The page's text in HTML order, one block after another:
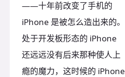
——十年前改变了手机的
iPhone 是被怎么造出来的。
处于开发板形态的 iPhone
还远远没有后来那种使人上
瘾的魔力，这时候的 iPhone